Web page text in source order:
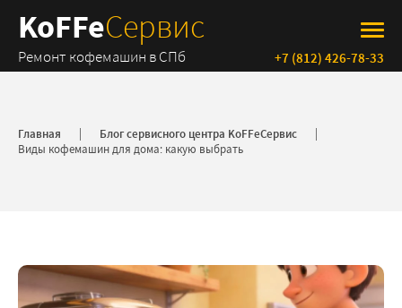
KoFFeСервис
Ремонт кофемашин в СПб +7 (812) 426-78-33
Главная
Блог сервисного центра KoFFeСервис
Виды кофемашин для дома: какую выбрать